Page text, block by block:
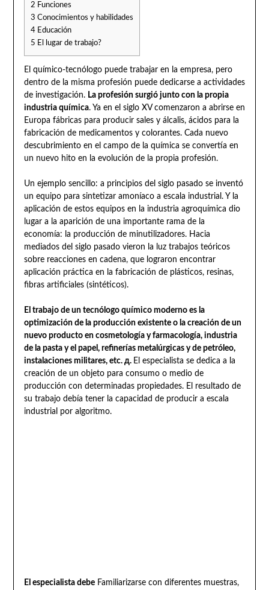
2 Funciones
3 Conocimientos y habilidades
4Educación
5 El lugar de trabajo?
El químico-tecnólogo puede trabajar en la empresa, pero
dentro de la misma profesión puede dedicarse a actividades
de investigación. La profesión surgió junto con la propia
industria química. Ya en el siglo XV comenzaron a abrirse en
Europa fábricas para producir sales y álcalis, ácidos para la
fabricación de medicamentos y colorantes. Cada nuevo
descubrimiento en el campo de la química se convertía en
un nuevo hito en la evolución de la propia profesión.
Un ejemplo sencillo: a principios del siglo pasado se inventó
un equipo para sintetizar amoníaco a escala industrial. Y la
aplicación de estos equipos en la industria agroquímica dio
lugar a la aparición de una importante rama de la
economía: la producción de minutilizadores. Hacia
mediados del siglo pasado vieron la luz trabajos teóricos
sobre reacciones en cadena, que lograron encontrar
aplicación práctica en la fabricación de plásticos, resinas,
fibras artificiales (sintéticos).
El trabajo de un tecnólogo químico moderno es la
optimización de la producción existente o la creación de un
nuevo producto en cosmetología y farmacología, industria
de la pasta y el papel, refinerías metalúrgicas y de petróleo,
instalaciones militares, etc. д. El especialista se dedica a la
creación de un objeto para consumo o medio de
producción con determinadas propiedades. El resultado de
su trabajo debía tener la capacidad de producir a escala
industrial por algoritmo.
El especialista debeFamiliarizarse con diferentes muestras,